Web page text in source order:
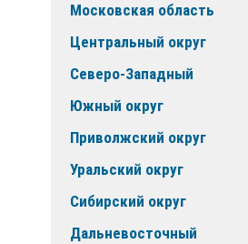
Московская область
Центральный округ
Северо-Западный
Южный округ
Приволжский округ
Уральский округ
Сибирский округ
Дальневосточный